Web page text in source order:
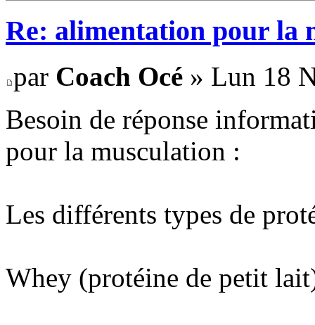
Re: alimentation pour la
par Coach Océ » Lun 18
Besoin de réponse
pour la musculation :
Les différents types de
Whey (protéine de petit